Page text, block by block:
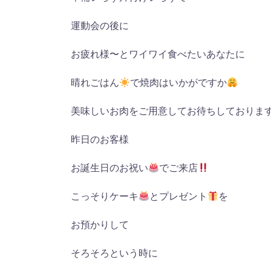
運動会の後に
お疲れ様〜とワイワイ食べたいあなたに
晴れごはん で焼肉はいかがですか
美味しいお肉をご用意してお待ちしておりま
昨日のお客様
お誕生日のお祝い でご来店
こっそりケーキ とプレゼント を
お預かりして
そろそろという時に